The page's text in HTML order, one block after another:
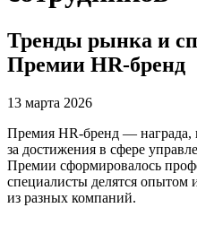
Тренды рынка и
Премии HR-бренд
13 марта 2026
Премия HR-бренд — награда,
за достижения в сфере
Премии сформировалось
специалисты делятся опытом
из разных компаний.